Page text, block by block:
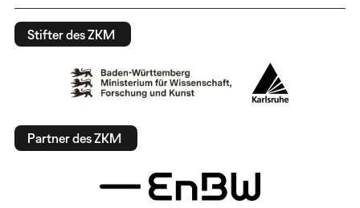
Stifter des ZKM
Partner des ZKM